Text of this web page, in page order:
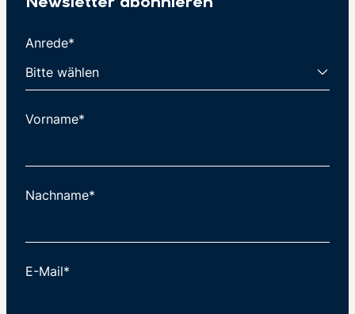
Newsletter abonnieren
Anrede*
Vorname*
Nachname*
E-Mail*